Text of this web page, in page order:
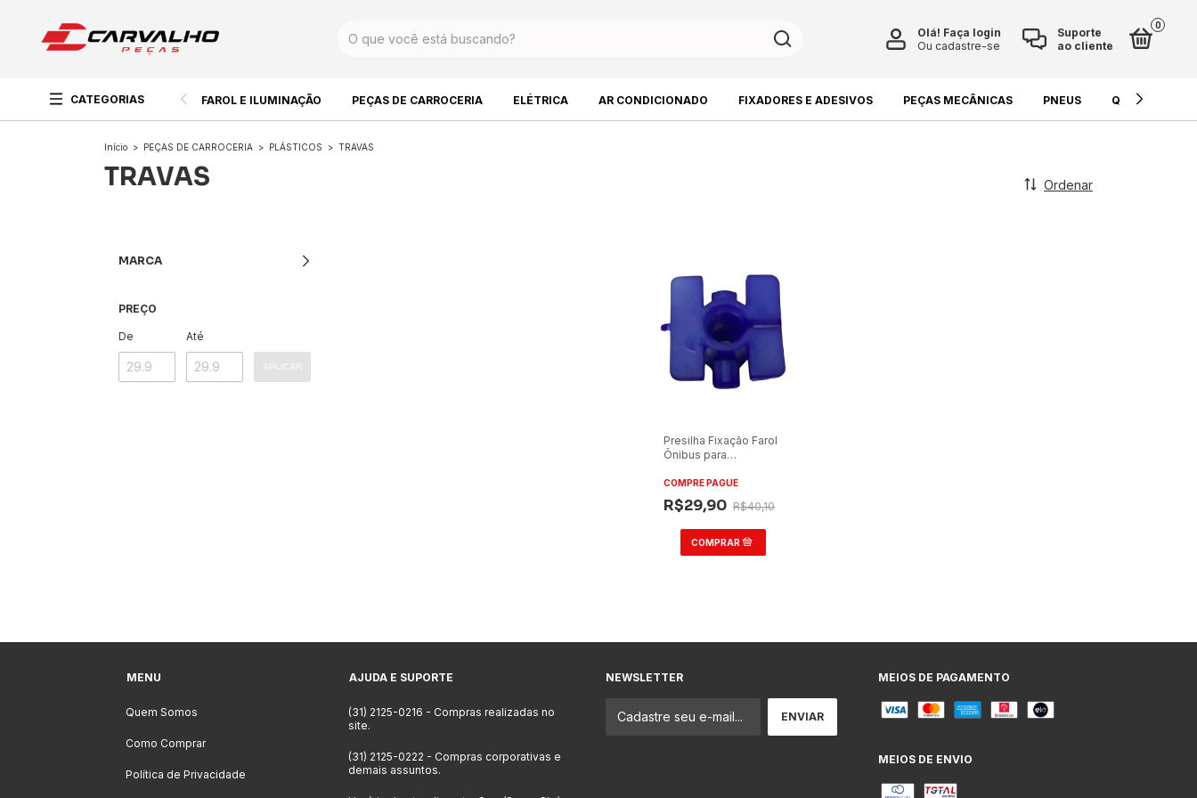
Suporte
ao cliente
Olá! Faça login
Ou cadastre-se
0
CATEGORIAS FAROL E ILUMINAÇÃO PEÇAS DE CARROCERIA ELÉTRICA AR CONDICIONADO FIXADORES E ADESIVOS PEÇAS MECÂNICAS PNEUS QUÍMICOS E
Início > PEÇAS DE CARROCERIA > PLÁSTICOS > TRAVAS
TRAVAS Ordenar
MARCA
PREÇO
De Até
Presilha Fixação Farol
Ônibus para
COMPRE PAGUE
R$29,90 R$40,10
MENU
Quem Somos
Como Comprar
Política de Privacidade
AJUDA E SUPORTE
(31) 2125-0216 - Compras realizadas no
site.
(31) 2125-0222 - Compras corporativas e
demais assuntos.
NEWSLETTER MEIOS DE PAGAMENTO
MEIOS DE ENVIO